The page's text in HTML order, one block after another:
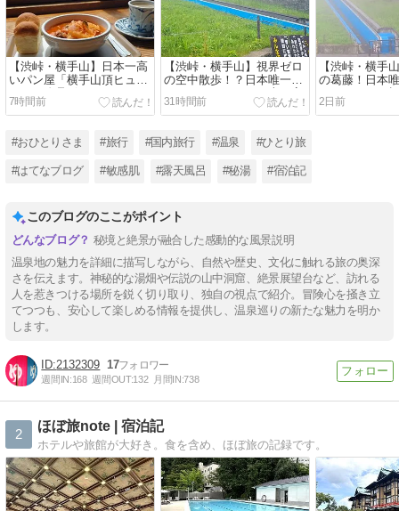
【渋峠・横手山】日本一高
いパン屋「横手山頂ヒュッ
テ」で絶品ボルシチラン
チ！標高2,307mの雲上レス
7時間前
​【渋峠・横手山】視界ゼロ
の空中散歩！？日本唯一の
スカイレーターと日本一高
いリフトで雨の山頂へ｜万
31時間前
【渋峠・横手
の葛藤！日本
レーター」で
山頂パン屋さ
2日前
#おひとりさま #旅行 #国内旅行 #温泉 #ひとり旅
#はてなブログ #敏感肌 #露天風呂 #秘湯 #宿泊記
このブログのここがポイント
秘境と絶景が融合した感動的な風景説明
温泉地の魅力を詳細に描写しながら、自然や歴史、文化に触れる旅の奥深
さを伝えます。神秘的な湯畑や伝説の山中洞窟、絶景展望台など、訪れる
人を惹きつける場所を鋭く切り取り、独自の視点で紹介。冒険心を掻き立
てつつも、安心して楽しめる情報を提供し、温泉巡りの新たな魅力を明か
します。
2132309 17
週間IN:168 週間OUT:132 月間IN:738
2
ほぼ旅note | 宿泊記
ホテルや旅館が大好き。食を含め、ほぼ旅の記録です。